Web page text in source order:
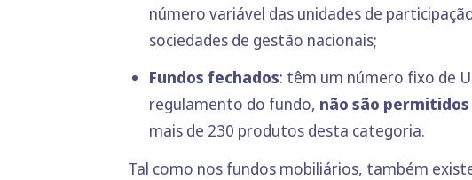
número variável das unidades de
sociedades de gestão nacionais;
Fundos fechados: têm um número fixo de
regulamento do fundo, não são
mais de 230 produtos desta categoria.
Tal como nos fundos mobiliários, também